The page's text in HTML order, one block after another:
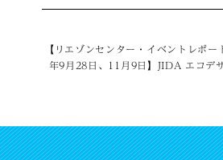
【リエゾンセンター・イベントレポー
年9月28日、11月9日】JIDA エコデ